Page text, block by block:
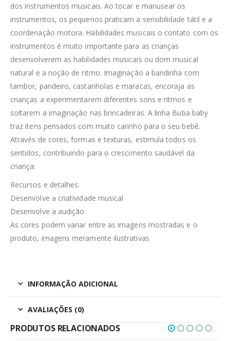
dos instrumentos musicais. Ao tocar e manusear os
instrumentos, os pequenos praticam a sensibilidade tátil e a
coordenação motora. Habilidades musicais o contato com os
instrumentos é muito importante para as crianças
desenvolverem as habilidades musicais ou dom musical
natural e a noção de ritmo. Imaginação a bandinha com
tambor, pandeiro, castanholas e maracas, encoraja as
crianças a experimentarem diferentes sons e ritmos e
soltarem a imaginação nas brincadeiras. A linha Buba baby
traz itens pensados com muito carinho para o seu bebê.
Através de cores, formas e texturas, estimula todos os
sentidos, contribuindo para o crescimento saudável da
criança.
Recursos e detalhes:
Desenvolve a criatividade musical
Desenvolve a audição
As cores podem variar entre as imagens mostradas e o
produto, imagens meramente ilustrativas
INFORMAÇÃO ADICIONAL
AVALIAÇÕES (0)
PRODUTOS RELACIONADOS